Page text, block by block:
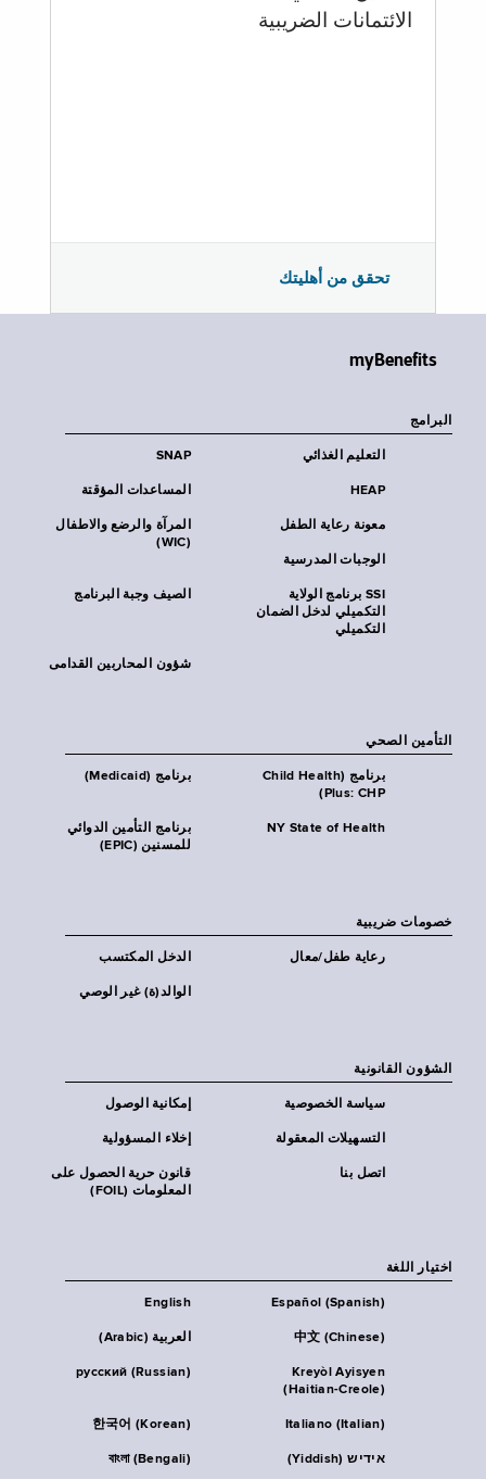
الائتمانات الضريبية
تحقق من أهليتك
myBenefits
البرامج
SNAP التعليم الغذائي
المساعدات المؤقتة HEAP
المرآة والرضع والاطفال
(WIC)
معونة رعاية الطفل
الوجبات المدرسية
الصيف وجبة البرنامج
SSI برنامج الولاية
التكميلي لدخل الضمان
التكميلي
شؤون المحاربين القدامى
التأمين الصحي
برنامج (Medicaid)
برنامج (Child Health
Plus: CHP)
برنامج التأمين الدوائي
للمسنين (EPIC)
NY State of Health
خصومات ضريبية
الدخل المكتسب رعاية طفل/معال
الوالد(ة) غير الوصي
الشؤون القانونية
إمكانية الوصول سياسة الخصوصية
إخلاء المسؤولية التسهيلات المعقولة
قانون حرية الحصول على
المعلومات (FOIL)
اتصل بنا
اختيار اللغة
English Español (Spanish)
العربية (Arabic) 中文 (Chinese)
русский (Russian)
Kreyòl Ayisyen
(Haitian-Creole)
한국어 (Korean) Italiano (Italian)
বাংলা (Bengali) אידיש (Yiddish)